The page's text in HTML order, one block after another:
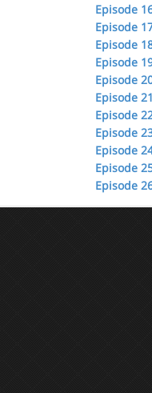
Episode
Episode
Episode
Episode
Episode
Episode 21
Episode
Episode
Episode
Episode
Episode